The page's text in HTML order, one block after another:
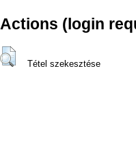
Actions (login
Tétel szekesztése